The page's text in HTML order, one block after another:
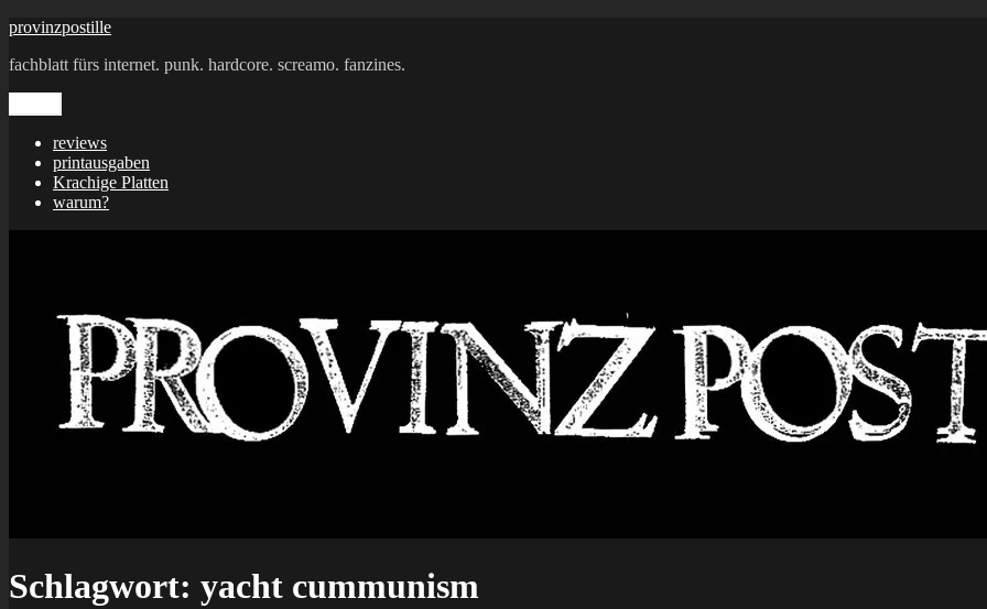
Zum
springen
provinzpostille
fachblatt fürs internet. punk. hardcore. screamo. fanzines.
reviews
printausgaben
Krachige Platten
warum?
Schlagwort: yacht cummunism